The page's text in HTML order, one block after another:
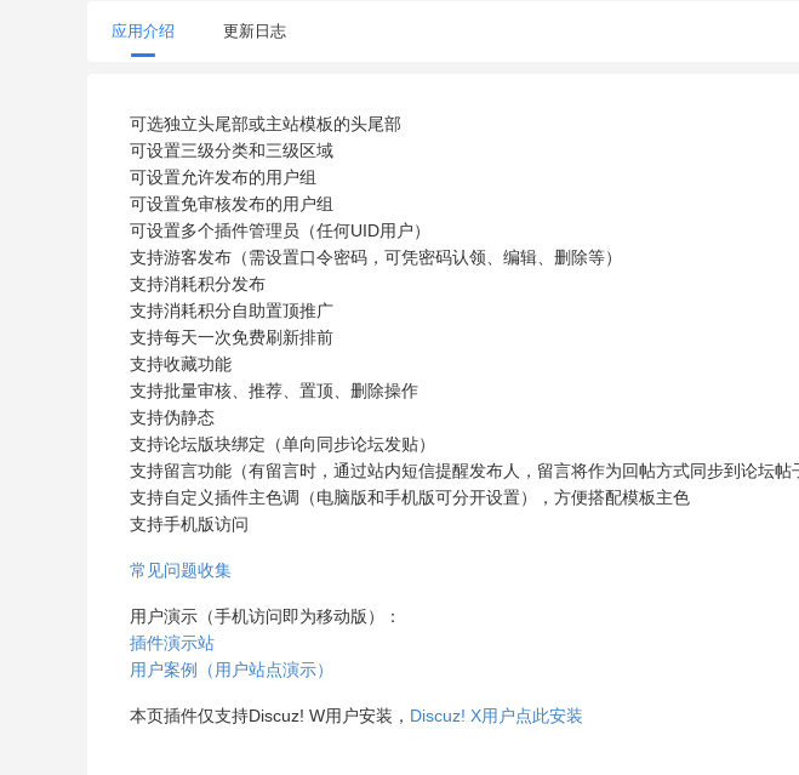
应用介绍 更新日志
可选独立头尾部或主站模板的头尾部
可设置三级分类和三级区域
可设置允许发布的用户组
可设置免审核发布的用户组
可设置多个插件管理员（任何UID用户）
支持游客发布（需设置口令密码，可凭密码认领、编辑、删除等）
支持消耗积分发布
支持消耗积分自助置顶推广
支持每天一次免费刷新排前
支持收藏功能
支持批量审核、推荐、置顶、删除操作
支持伪静态
支持论坛版块绑定（单向同步论坛发贴）
支持留言功能（有留言时，通过站内短信提醒发布人，留言将作为回帖方式同步到论坛帖
支持自定义插件主色调（电脑版和手机版可分开设置），方便搭配模板主色
支持手机版访问
常见问题收集
用户演示（手机访问即为移动版）：
插件演示站
用户案例（用户站点演示）
本页插件仅支持Discuz! W用户安装， Discuz! X用户点此安装